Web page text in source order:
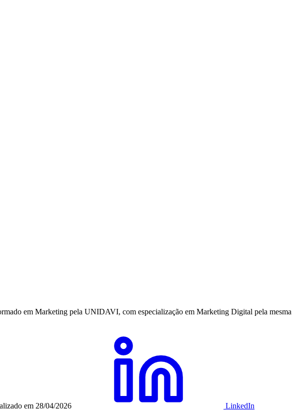
em Marketing pela UNIDAVI, com especialização em Marketing Digital pela mesma
em 28/04/2026 LinkedIn